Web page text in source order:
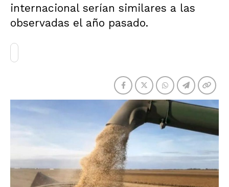
internacional serían similares a las
observadas el año pasado.